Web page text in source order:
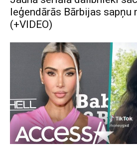
leģendārās Bārbijas sapņu
(+VIDEO)